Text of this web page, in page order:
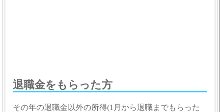
退職金をもらった方
その年の退職金以外の所得(1月から退職までもらった